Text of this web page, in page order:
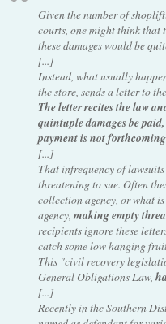
Given the number of
courts, one might think that
these damages would be
[...]
Instead, what usually
the store, sends a letter to
The letter recites the law
quintuple damages be
payment is not
[...]
That infrequency of
threatening to sue. Often
collection agency, or what
agency, making empty
recipients ignore these
catch some low hanging
This "civil recovery
General Obligations Law,
[...]
Recently in the Southern